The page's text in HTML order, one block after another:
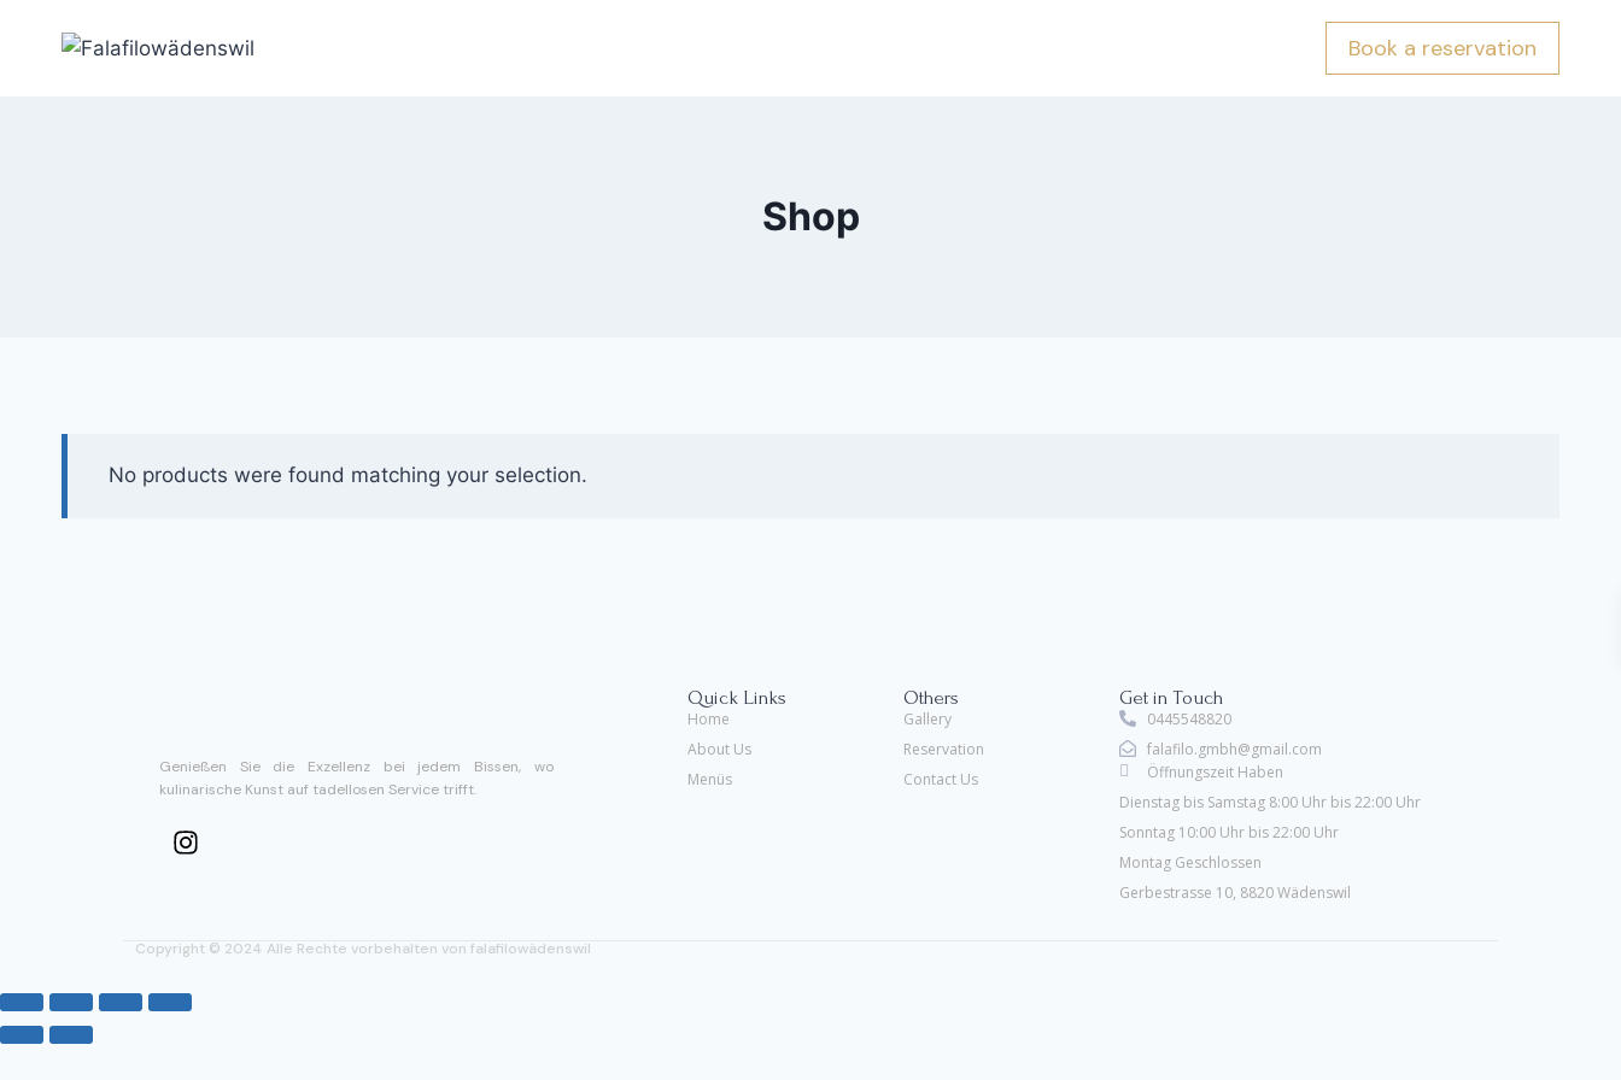
Book a reservation
Shop
No products were found matching your selection.
Genießen Sie die Exzellenz bei jedem Bissen, wo
kulinarische Kunst auf tadellosen Service trifft.
Quick Links
Home
About Us
Menüs
Others
Gallery
Reservation
Contact Us
Get in Touch
0445548820
falafilo.gmbh@gmail.com
Öffnungszeit Haben
Dienstag bis Samstag 8:00 Uhr bis 22:00 Uhr
Sonntag 10:00 Uhr bis 22:00 Uhr
Montag Geschlossen
Gerbestrasse 10, 8820 Wädenswil
Copyright © 2024 Alle Rechte vorbehalten von falafilowädenswil